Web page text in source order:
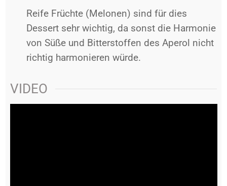
Reife Früchte (Melonen) sind für dies
Dessert sehr wichtig, da sonst die Harmonie
von Süße und Bitterstoffen des Aperol nicht
richtig harmonieren würde.
VIDEO